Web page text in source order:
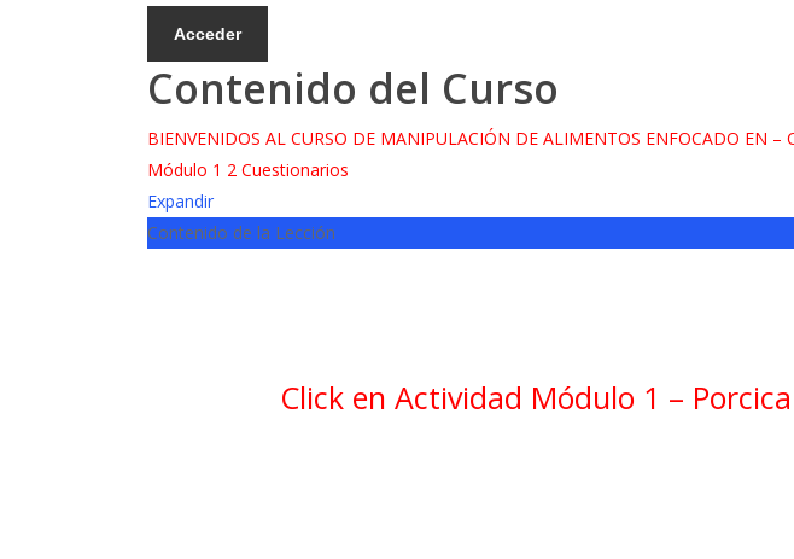
Contenido del Curso
BIENVENIDOS AL CURSO DE MANIPULACIÓN DE ALIMENTOS ENFOCADO EN –
Módulo 1 2 Cuestionarios
Expandir
Contenido de la Lección
Click en Actividad Módulo 1 –